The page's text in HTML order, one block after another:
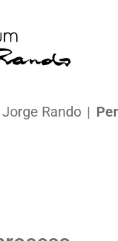
Jorge Rando